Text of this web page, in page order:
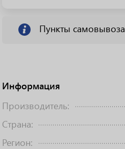
Информация
Производитель:
Страна:
Регион:
Пункты самовывоза